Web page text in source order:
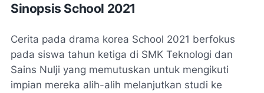
Sinopsis School 2021
Cerita pada drama korea School 2021 berfokus
pada siswa tahun ketiga di SMK Teknologi dan
Sains Nulji yang memutuskan untuk mengikuti
impian mereka alih-alih melanjutkan studi ke